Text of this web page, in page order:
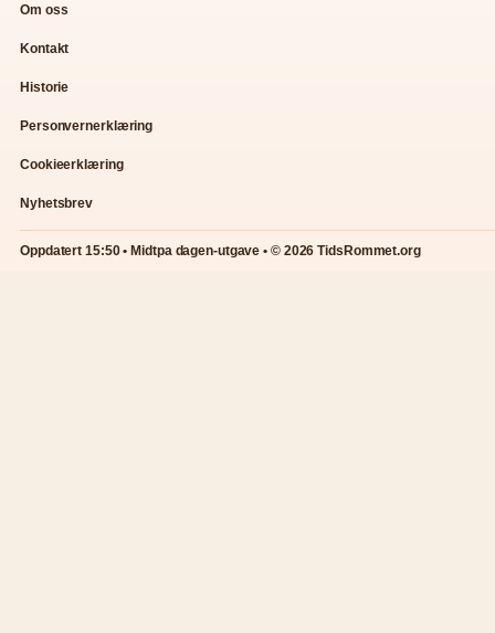
Om oss
Kontakt
Historie
Personvernerklæring
Cookieerklæring
Nyhetsbrev
Oppdatert 15:50 • Midtpa dagen-utgave • © 2026 TidsRommet.org